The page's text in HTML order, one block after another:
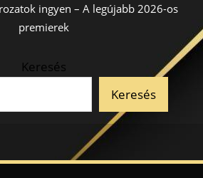
ingyen – A legújabb 2026-os
premierek
Keresés
Keresés